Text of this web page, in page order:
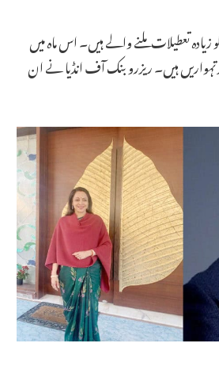
زیادہ تعطیلات ملنے والے ہیں۔ اس ماہ میں
تہواریں ہیں۔ ریزرو بنک آف انڈیا نے ان